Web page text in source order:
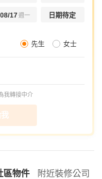
08/17週一 日期待定
先生 女士
我轉接中介
我
區物件 附近裝修公司